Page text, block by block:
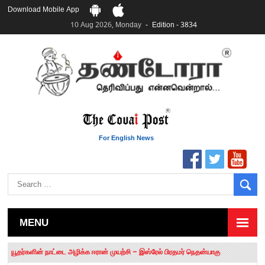
Download Mobile App
10 Aug 2026, Monday
Edition - 3834
For English News
MENU
யூதர்களின் நாட்டை அழிக்க ஈரான் முயற்சி – இஸ்ரேல் பிரதமர் நெதன்யாகு